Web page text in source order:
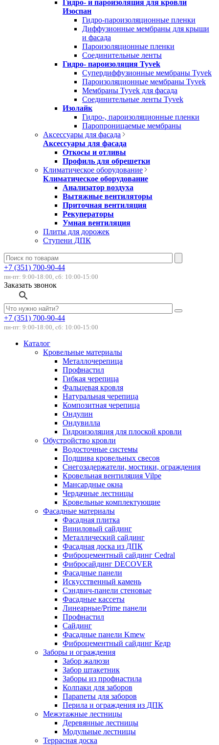
Гидро- и пароизоляция для кровли
Изоспан
Гидро-пароизоляционные пленки
Диффузионные мембраны для крыши
и фасада
Пароизоляционные пленки
Соединительные ленты
Гидро- пароизоляция Tyvek
Супердиффузионные мембраны Tyvek
Пароизоляционные мембраны Tyvek
Мембраны Tyvek для фасада
Соединительные ленты Tyvek
Изолайк
Гидро-, пароизоляционные пленки
Паропроницаемые мембраны
Аксессуары для фасада
Аксессуары для фасада
Откосы и отливы
Профиль для обрешетки
Климатическое оборудование
Климатическое оборудование
Анализатор воздуха
Вытяжные вентиляторы
Приточная вентиляция
Рекуператоры
Умная вентиляция
Плиты для дорожек
Ступени ДПК
+7 (351) 700-90-44
пн-пт: 9:00-18:00, сб: 10:00-15:00
Заказать звонок
+7 (351) 700-90-44
пн-пт: 9:00-18:00, сб: 10:00-15:00
Каталог
Кровельные материалы
Металлочерепица
Профнастил
Гибкая черепица
Фальцевая кровля
Натуральная черепица
Композитная черепица
Ондулин
Ондувилла
Гидроизоляция для плоской кровли
Обустройство кровли
Водосточные системы
Подшива кровельных свесов
Снегозадержатели, мостики, ограждения
Кровельная вентиляция Vilpe
Мансардные окна
Чердачные лестницы
Кровельные комплектующие
Фасадные материалы
Фасадная плитка
Виниловый сайдинг
Металлический сайдинг
Фасадная доска из ДПК
Фиброцементный сайдинг Cedral
Фибросайдинг DECOVER
Фасадные панели
Искусственный камень
Сэндвич-панели стеновые
Фасадные кассеты
Линеарные/Prime панели
Профнастил
Сайдинг
Фасадные панели Kmew
Фиброцементный сайдинг Кедр
Заборы и ограждения
Забор жалюзи
Забор штакетник
Заборы из профнастила
Колпаки для заборов
Парапеты для заборов
Перила и ограждения из ДПК
Межэтажные лестницы
Деревянные лестницы
Модульные лестницы
Террасная доска